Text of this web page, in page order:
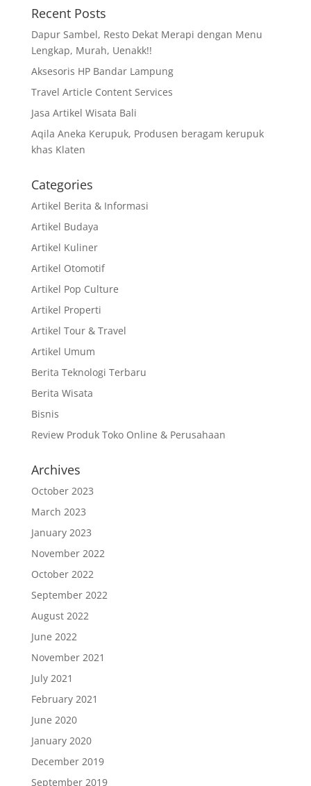
Recent Posts
Dapur Sambel, Resto Dekat Merapi dengan Menu
Lengkap, Murah, Uenakk!!
Aksesoris HP Bandar Lampung
Travel Article Content Services
Jasa Artikel Wisata Bali
Aqila Aneka Kerupuk, Produsen beragam kerupuk
khas Klaten
Categories
Artikel Berita & Informasi
Artikel Budaya
Artikel Kuliner
Artikel Otomotif
Artikel Pop Culture
Artikel Properti
Artikel Tour & Travel
Artikel Umum
Berita Teknologi Terbaru
Berita Wisata
Bisnis
Review Produk Toko Online & Perusahaan
Archives
October 2023
March 2023
January 2023
November 2022
October 2022
September 2022
August 2022
June 2022
November 2021
July 2021
February 2021
June 2020
January 2020
December 2019
September 2019